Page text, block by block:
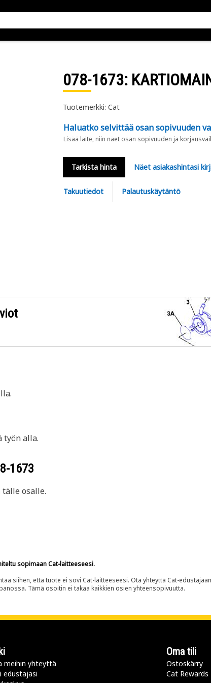
078-1673:
Tuotemerkki: Cat
Haluatko selvittää osan sopivuuden
Lisää laite, niin näet osan sopivuuden ja
Tarkista hinta Näet asiakashintasi
Takuutiedot Palautuskäytäntö
työn alla.
1673
osalle.
sopimaan Cat-laitteeseesi.
siihen, että tuote ei sovi Cat-laitteeseesi. Ota yhteyttä Cat-
Tämä osoitin ei takaa kaikkien osien yhteensopivuutta.
meihin yhteyttä
edustajasi
Oma tili
Ostoskärry
Cat Rewards